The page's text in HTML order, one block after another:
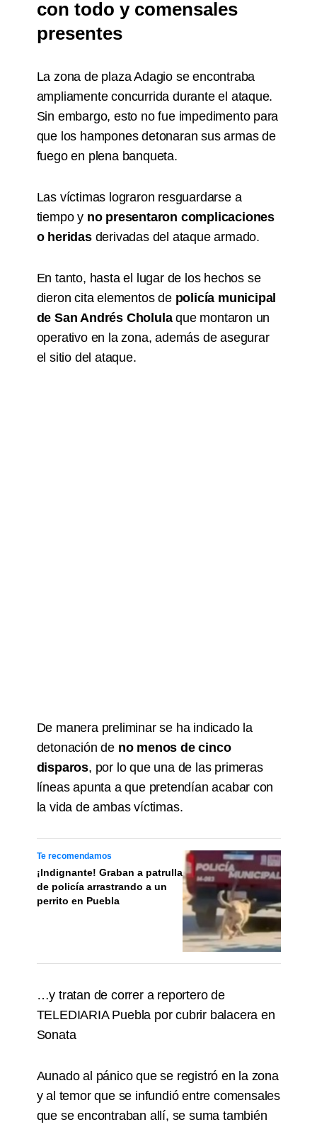
con todo y comensales
presentes
La zona de plaza Adagio se encontraba
ampliamente concurrida durante el ataque.
Sin embargo, esto no fue impedimento para
que los hampones detonaran sus armas de
fuego en plena banqueta.
Las víctimas lograron resguardarse a
tiempo y no presentaron complicaciones
o heridasderivadas del ataque armado.
En tanto, hasta el lugar de los hechos se
dieron cita elementos de policía municipal
de San Andrés Cholulaque montaron un
operativo en la zona, además de asegurar
el sitio del ataque.
De manera preliminar se ha indicado la
detonación de no menos de cinco
disparos, por lo que una de las primeras
líneas apunta a que pretendían acabar con
la vida de ambas víctimas.
Te recomendamos
¡Indignante! Graban a patrulla
de policía arrastrando a un
perrito en Puebla
…y tratan de correr a reportero de
TELEDIARIA Puebla por cubrir balacera en
Sonata
Aunado al pánico que se registró en la zona
y al temor que se infundió entre comensales
que se encontraban allí, se suma también